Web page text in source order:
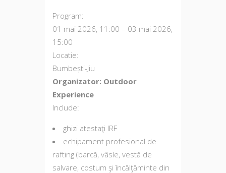
Program:
01 mai 2026, 11:00 – 03 mai 2026,
15:00
Locatie:
Bumbești-Jiu
Organizator: Outdoor
Experience
Include:
ghizi atestaţi IRF
echipament profesional de
rafting (barcă, vâsle, vestă de
salvare, costum şi încălţăminte din